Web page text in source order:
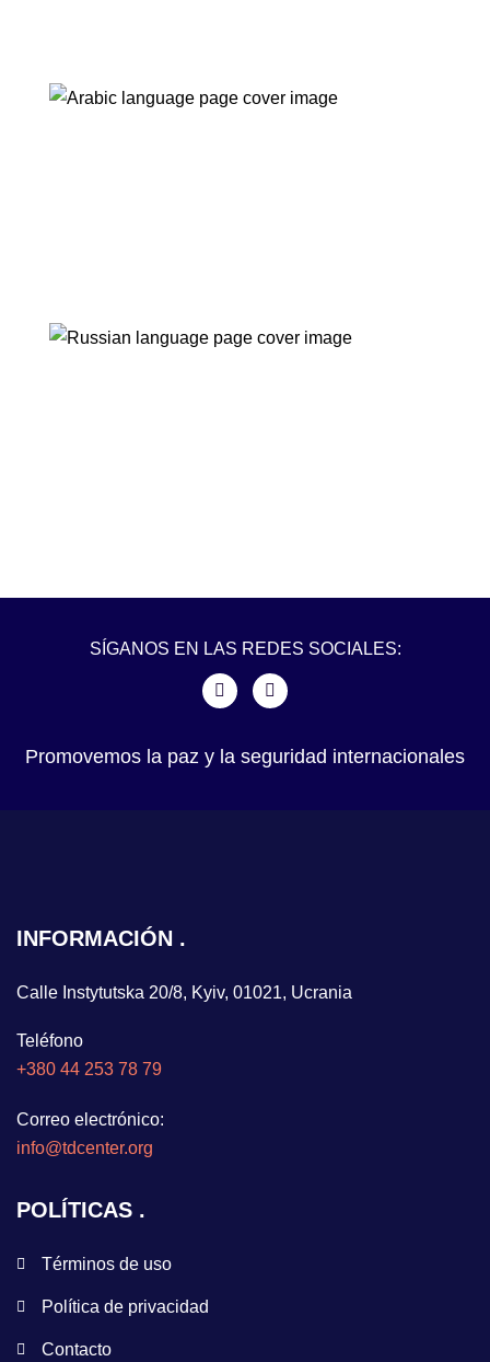
SÍGANOS EN LAS REDES SOCIALES:
Promovemos la paz y la seguridad internacionales
INFORMACIÓN
Calle Instytutska 20/8, Kyiv, 01021, Ucrania
Teléfono
+380 44 253 78 79
Correo electrónico:
info@tdcenter.org
POLÍTICAS
Términos de uso
Política de privacidad
Contacto